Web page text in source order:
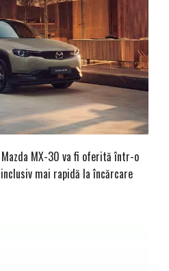
Mazda MX-30 va fi oferită într-o
mai rapidă la încărcare